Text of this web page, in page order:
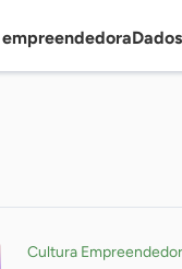
Dados
Cultura